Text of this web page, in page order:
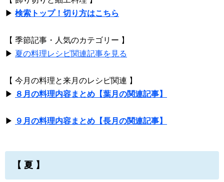
▶ 検索トップ！切り方はこちら
【 季節記事・人気のカテゴリー 】
▶ 夏の料理レシピ関連記事を見る
【 今月の料理と来月のレシピ関連 】
▶ ８月の料理内容まとめ【葉月の関連記事】
▶ ９月の料理内容まとめ【長月の関連記事】
【 夏 】